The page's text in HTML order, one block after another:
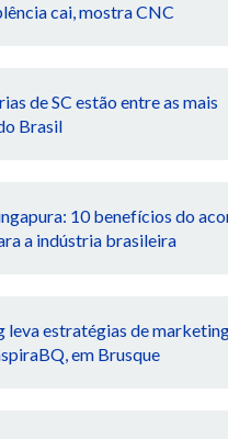
cai, mostra CNC
de SC estão entre as mais
Brasil
10 benefícios do
a indústria brasileira
leva estratégias de
em Brusque